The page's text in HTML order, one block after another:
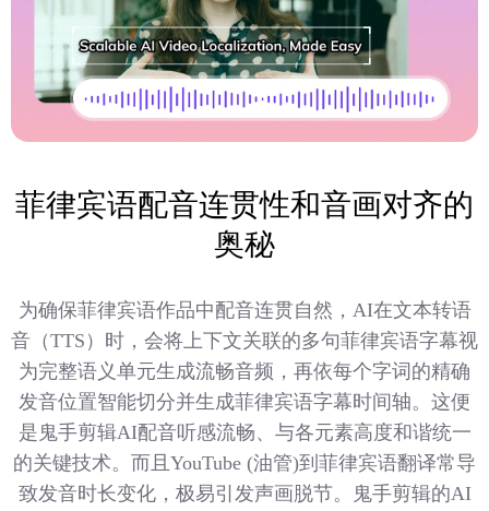
菲律宾语配音连贯性和音画对齐的
奥秘
为确保菲律宾语作品中配音连贯自然，AI在文本转语
音（TTS）时，会将上下文关联的多句菲律宾语字幕视
为完整语义单元生成流畅音频，再依每个字词的精确
发音位置智能切分并生成菲律宾语字幕时间轴。这便
是鬼手剪辑AI配音听感流畅、与各元素高度和谐统一
的关键技术。而且YouTube (油管)到菲律宾语翻译常导
致发音时长变化，极易引发声画脱节。鬼手剪辑的AI